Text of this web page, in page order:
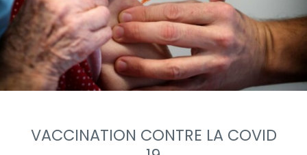
VACCINATION CONTRE LA COVID